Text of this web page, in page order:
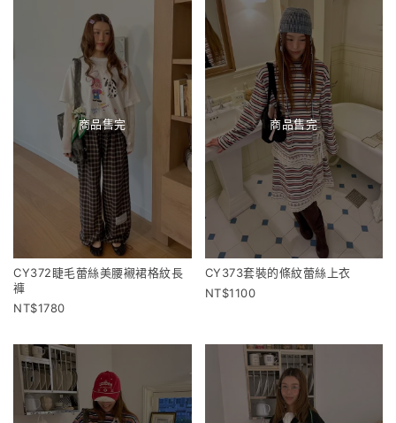
商品售完
CY372睫毛蕾絲美腰襯裙格紋長
褲
1780
商品售完
CY373套裝的條紋蕾絲上衣
1100